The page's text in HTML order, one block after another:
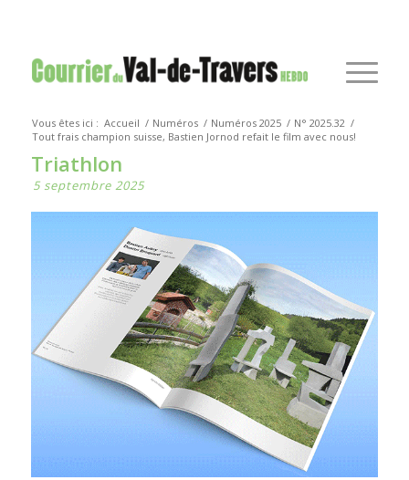
Vous êtes ici : Accueil / Numéros / Numéros 2025 / N° 2025.32 /
Tout frais champion suisse, Bastien Jornod refait le film avec nous!
Triathlon
5 septembre 2025